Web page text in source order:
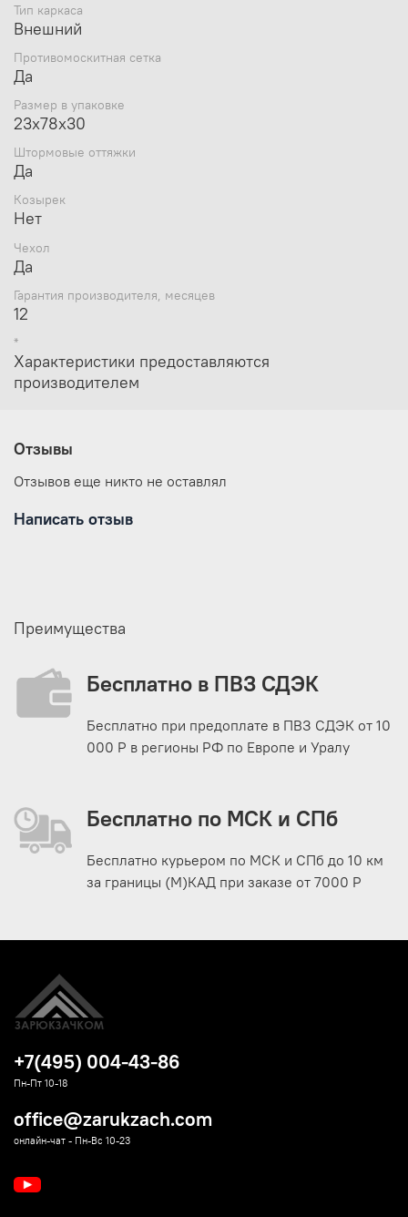
Тип каркаса
Внешний
Противомоскитная сетка
Да
Размер в упаковке
23х78х30
Штормовые оттяжки
Да
Козырек
Нет
Чехол
Да
Гарантия производителя, месяцев
12
*
Характеристики предоставляются
производителем
Отзывы
Отзывов еще никто не оставлял
Написать отзыв
Преимущества
Бесплатно в ПВЗ СДЭК
Бесплатно при предоплате в ПВЗ СДЭК от 10
000 Р в регионы РФ по Европе и Уралу
Бесплатно по МСК и СПб
Бесплатно курьером по МСК и СПб до 10 км
за границы (М)КАД при заказе от 7000 Р
+7(495) 004-43-86
Пн-Пт 10-18
office@zarukzach.com
онлайн-чат - Пн-Вс 10-23